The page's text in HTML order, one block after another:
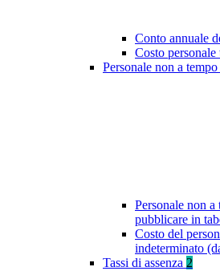
Conto annuale
Costo
Personale non a
Personale non
pubblicare in
Costo del
indeterminato
Tassi di assenza 2